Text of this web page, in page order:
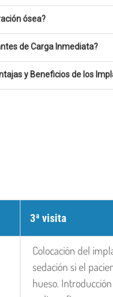
ósea?
de Carga Inmediata?
y Beneficios de los
3ª visita
Colocación del
sedación si el
hueso.